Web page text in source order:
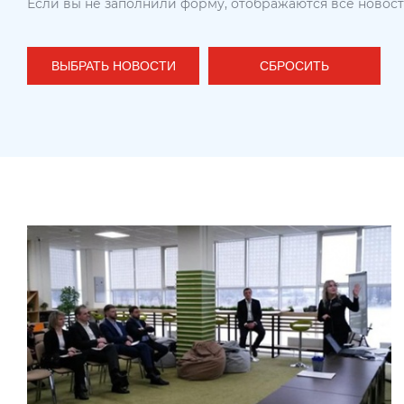
Если вы не заполнили форму, отображаются все
ВЫБРАТЬ НОВОСТИ СБРОСИТЬ